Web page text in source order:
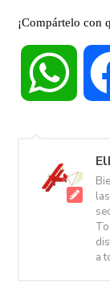
¡Compártelo con
a